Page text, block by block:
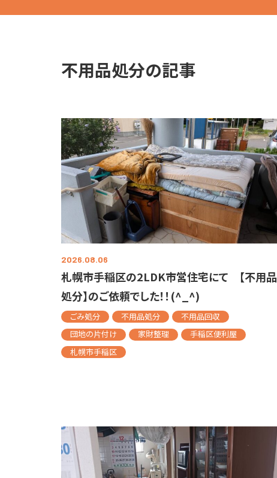
不用品処分の記事
2026.08.06
札幌市手稲区の2LDK市営住宅にて 【不用品
処分】のご依頼でした！！(^_^)
ごみ処分 不用品処分
不用品回収
団地の片付け
家財整理
手稲区便利屋
札幌市手稲区